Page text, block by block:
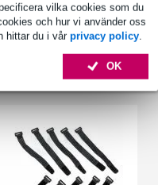
vilka cookies som du
och hur vi använder oss
hittar du i vår privacy policy.
OK